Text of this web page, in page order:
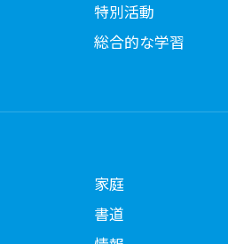
特別活動
総合的な学習
家庭
書道